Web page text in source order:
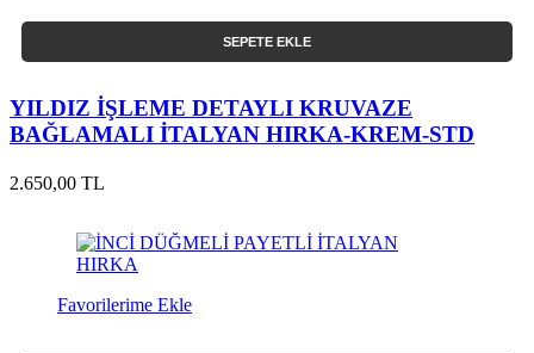
SEPETE EKLE
YILDIZ İŞLEME DETAYLI KRUVAZE
BAĞLAMALI İTALYAN HIRKA-KREM-STD
2.650,00 TL
Favorilerime Ekle